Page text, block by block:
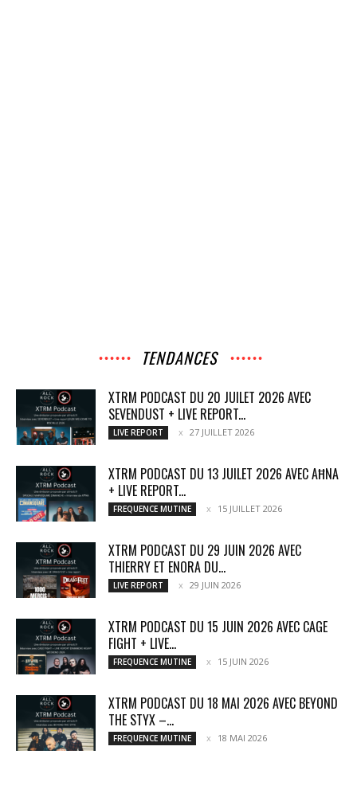
TENDANCES
XTRM PODCAST DU 20 JUILET 2026 AVEC
SEVENDUST + LIVE REPORT...
LIVE REPORT 27 JUILLET 2026
XTRM PODCAST DU 13 JUILET 2026 AVEC AĦNA
+ LIVE REPORT...
FREQUENCE MUTINE 15 JUILLET 2026
XTRM PODCAST DU 29 JUIN 2026 AVEC
THIERRY ET ENORA DU...
LIVE REPORT 29 JUIN 2026
XTRM PODCAST DU 15 JUIN 2026 AVEC CAGE
FIGHT + LIVE...
FREQUENCE MUTINE 15 JUIN 2026
XTRM PODCAST DU 18 MAI 2026 AVEC BEYOND
THE STYX –...
FREQUENCE MUTINE 18 MAI 2026